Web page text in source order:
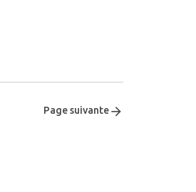
Page suivante